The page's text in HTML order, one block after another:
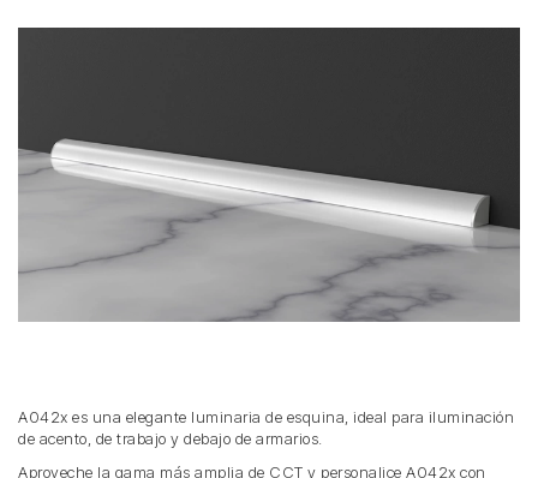
A042x es una elegante luminaria de esquina, ideal para iluminación
de acento, de trabajo y debajo de armarios.
Aproveche la gama más amplia de CCT y personalice A042x con